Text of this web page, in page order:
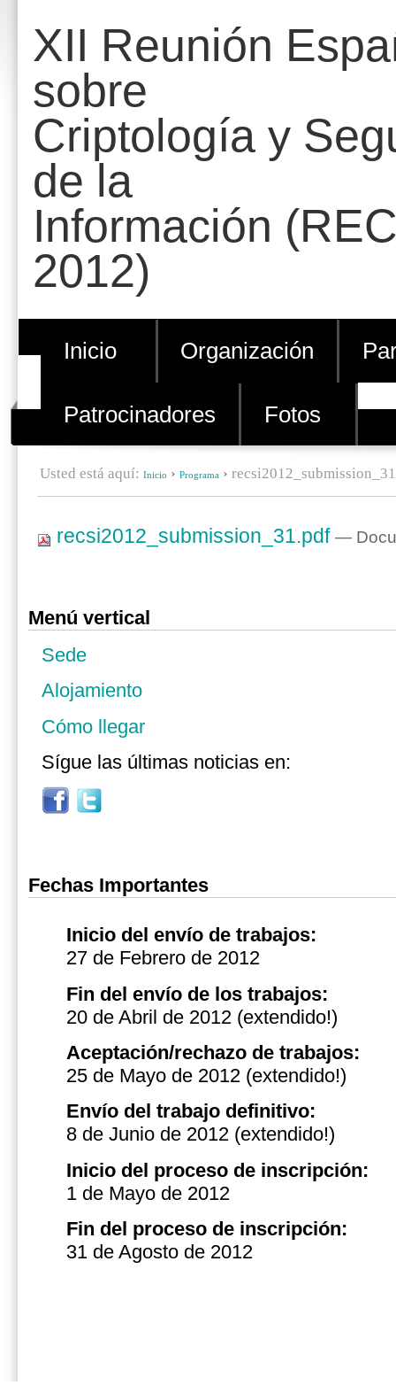
contenido.
Saltar
navegación
Personales
XII Reunión
sobre
Criptología y
de la
Información
2012)
Inicio Organización
Patrocinadores Fotos
Usted está aquí: Inicio › Programa ›
recsi2012_submission_31.pdf —
Menú vertical
Sede
Alojamiento
Cómo llegar
Sígue las últimas noticias en:
Fechas Importantes
Inicio del envío de trabajos:
27 de Febrero de 2012
Fin del envío de los trabajos:
20 de Abril de 2012 (extendido!)
Aceptación/rechazo de trabajos:
25 de Mayo de 2012 (extendido!)
Envío del trabajo definitivo:
8 de Junio de 2012 (extendido!)
Inicio del proceso de inscripción:
1 de Mayo de 2012
Fin del proceso de inscripción:
31 de Agosto de 2012